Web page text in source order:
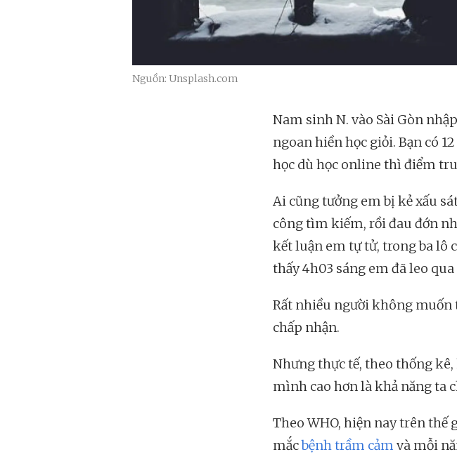
Nguồn: Unsplash.com
Nam sinh N. vào Sài Gòn
ngoan hiền học giỏi. Bạn có
học dù học online thì điểm
Ai cũng tưởng em bị kẻ xấu
công tìm kiếm, rồi đau đớn
kết luận em tự tử, trong ba lô
thấy 4h03 sáng em đã leo
Rất nhiều người không
chấp nhận.
Nhưng thực tế, theo thống
mình cao hơn là khả năng ta
Theo WHO, hiện nay trên thế
mắcbệnh trầm cảm và mỗi